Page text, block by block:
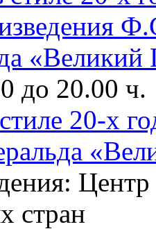
до 20.00 ч.
20-х
стран